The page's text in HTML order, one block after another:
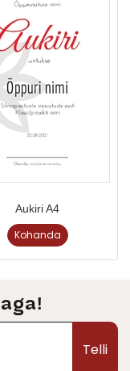
Aukiri A4
Kohanda
Telli